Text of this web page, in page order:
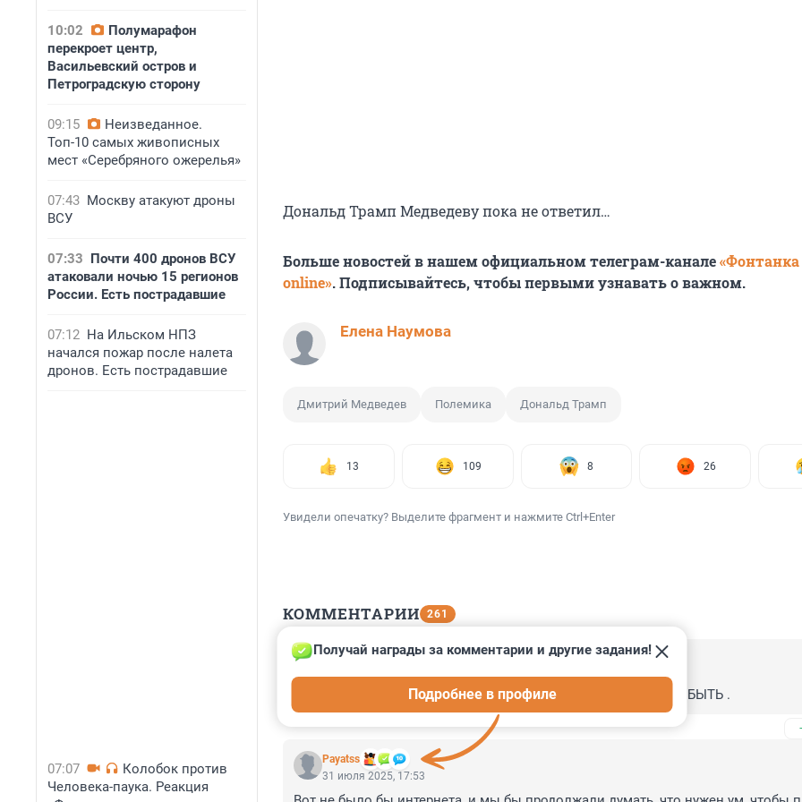
10:02
Полумарафон
перекроет центр,
Васильевский остров и
Петроградскую сторону
09:15
Неизведанное.
Топ-10 самых живописных
мест «Серебряного ожерелья»
07:43 Москву атакуют дроны
ВСУ
07:33 Почти 400 дронов ВСУ
атаковали ночью 15 регионов
России. Есть пострадавшие
07:12 На Ильском НПЗ
начался пожар после налета
дронов. Есть пострадавшие
07:07
Колобок против
Человека-паука. Реакция
Дональд Трамп Медведеву пока не ответил…
Больше новостей в нашем официальном телеграм-канале«Фонтанка
online». Подписывайтесь, чтобы первыми узнавать о важном.
Елена Наумова
Дмитрий Медведев Полемика Дональд Трамп
13 109 8 26
Увидели опечатку? Выделите фрагмент и нажмите Ctrl+Enter
КОММЕНТАРИИ 261
Гость
И ДАЖЕ ТО, ЧТО БЫТЬ НЕ МОЖЕТ - КОГДА -ТО ТОЖЕ МОЖЕТ БЫТЬ .
Payatss
Получай награды за комментарии и другие задания!
Подробнее в профиле
31 июля 2025, 17:53